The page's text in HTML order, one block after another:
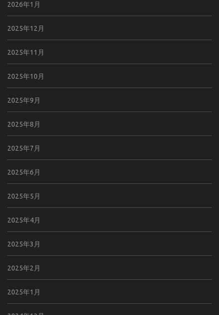
2026年1月
2025年12月
2025年11月
2025年10月
2025年9月
2025年8月
2025年7月
2025年6月
2025年5月
2025年4月
2025年3月
2025年2月
2025年1月